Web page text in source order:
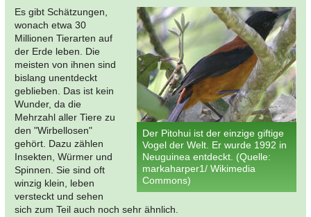
Der Pitohui ist der einzige giftige
Vogel der Welt. Er wurde 1992 in
Neuguinea entdeckt. (Quelle:
markaharper1/ Wikimedia
Commons)
Es gibt Schätzungen,
wonach etwa 30
Millionen Tierarten auf
der Erde leben. Die
meisten von ihnen sind
bislang unentdeckt
geblieben. Das ist kein
Wunder, da die
Mehrzahl aller Tiere zu
den "Wirbellosen"
gehört. Dazu zählen
Insekten, Würmer und
Spinnen. Sie sind oft
winzig klein, leben
versteckt und sehen
sich zum Teil auch noch sehr ähnlich.